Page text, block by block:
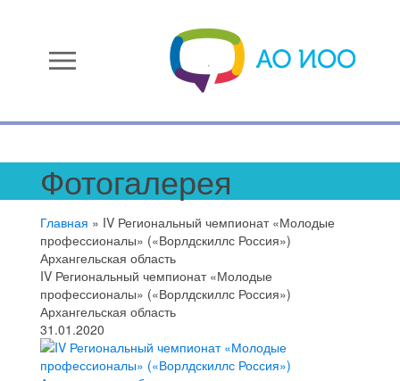
menu
Фотогалерея
Главная » IV Региональный чемпионат «Молодые
профессионалы» («Ворлдскиллс Россия»)
Архангельская область
IV Региональный чемпионат «Молодые
профессионалы» («Ворлдскиллс Россия»)
Архангельская область
31.01.2020